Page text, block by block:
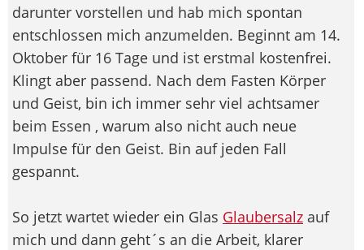
darunter vorstellen und hab mich spontan
entschlossen mich anzumelden. Beginnt am 14.
Oktober für 16 Tage und ist erstmal kostenfrei.
Klingt aber passend. Nach dem Fasten Körper
und Geist, bin ich immer sehr viel achtsamer
beim Essen , warum also nicht auch neue
Impulse für den Geist. Bin auf jeden Fall
gespannt.
So jetzt wartet wieder ein Glas Glaubersalz auf
mich und dann geht´s an die Arbeit, klarer